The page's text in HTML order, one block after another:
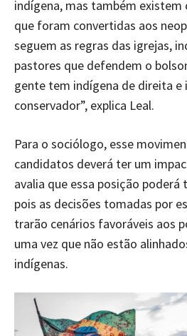
indígena, mas também
que foram convertidas aos
seguem as regras das igrejas,
pastores que defendem o
gente tem indígena de direita e
conservador”, explica Leal.
Para o sociólogo, esse
candidatos deverá ter um
avalia que essa posição
pois as decisões tomadas por
trarão cenários favoráveis aos
uma vez que não estão
indígenas.